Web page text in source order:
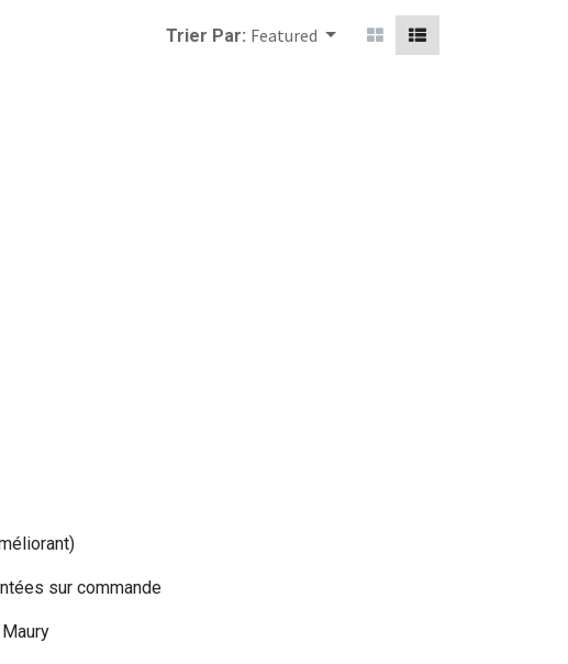
Trier Par: Featured
sur commande